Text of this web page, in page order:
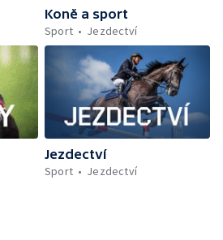
Koně a sport
Sport
Jezdectví
Jezdectví
Sport
Jezdectví